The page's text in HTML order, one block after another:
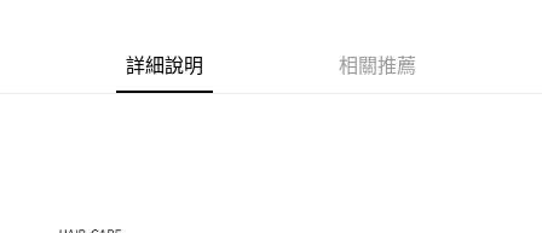
１．透過由恩沛科技股份有限公司提供之「AFTEE先享後付」服務完成之交
易，需依本服務之必要範圍內提供個人資料，並將交易相關給付款項請求債
每筆NT$130，滿NT$1,800(含以上)免運費
詳細說明 相關推薦